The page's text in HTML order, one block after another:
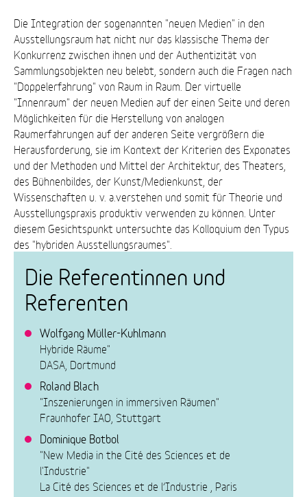
Die Integration der sogenannten "neuen Medien" in den
Ausstellungsraum hat nicht nur das klassische Thema der
Konkurrenz zwischen ihnen und der Authentizität von
Sammlungsobjekten neu belebt, sondern auch die Fragen nach
"Doppelerfahrung" von Raum in Raum. Der virtuelle
"Innenraum" der neuen Medien auf der einen Seite und deren
Möglichkeiten für die Herstellung von analogen
Raumerfahrungen auf der anderen Seite vergrößern die
Herausforderung, sie im Kontext der Kriterien des Exponates
und der Methoden und Mittel der Architektur, des Theaters,
des Bühnenbildes, der Kunst/Medienkunst, der
Wissenschaften u. v. a.verstehen und somit für Theorie und
Ausstellungspraxis produktiv verwenden zu können. Unter
diesem Gesichtspunkt untersuchte das Kolloquium den Typus
des "hybriden Ausstellungsraumes".
Die Referentinnen und
Referenten
Wolfgang Müller-Kuhlmann
Hybride Räume"
DASA, Dortmund
Roland Blach
"Inszenierungen in immersiven Räumen"
Fraunhofer IAO, Stuttgart
Dominique Botbol
"New Media in the Cité des Sciences et de
l'Industrie"
La Cité des Sciences et de l’Industrie , Paris